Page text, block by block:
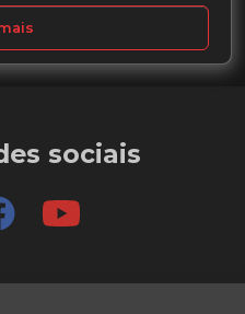
sociais